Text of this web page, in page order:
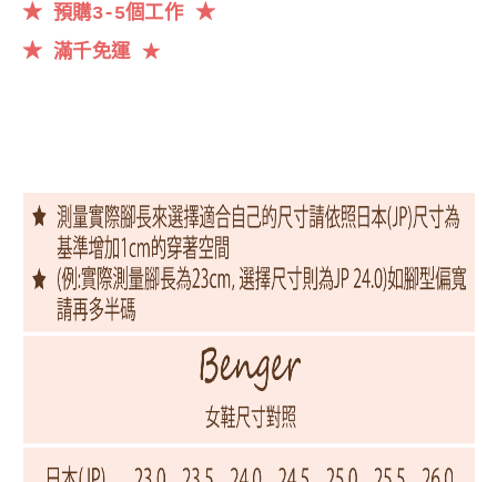
★ 預購3-5個工作★
★ 滿千免運 ★